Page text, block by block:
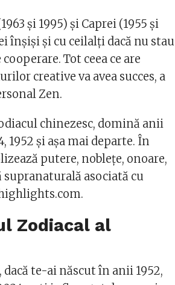
și 1995) și Caprei (1955 și
înșiși și cu ceilalți dacă nu stau
Tot ceea ce are
creative va avea succes, a
Zen.
chinezesc, domină anii
1952 și așa mai departe. În
putere, noblețe, onoare,
supranaturală asociată cu
Zodiacal al
te-ai născut în anii 1952,